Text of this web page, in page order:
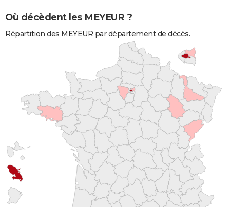
Où décèdent les MEYEUR ?
Répartition des MEYEUR par département de décès.